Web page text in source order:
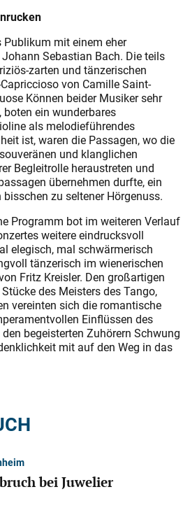
mit einem eher
Sebastian Bach. Die teils
zarten und tänzerischen
von Camille Saint-
Können beider Musiker sehr
ein wunderbares
als melodieführendes
ist, waren die Passagen, wo die
und klanglichen
Begleitrolle heraustreten und
übernehmen durfte, ein
zu seltener Hörgenuss.
Programm bot im weiteren Verlauf
weitere eindrucksvoll
elegisch, mal schwärmerisch
tänzerisch im wienerischen
Fritz Kreisler. Den großartigen
des Meisters des Tango,
vereinten sich die romantische
Einflüssen des
begeisterten Zuhörern Schwung
mit auf den Weg in das
bei Juwelier